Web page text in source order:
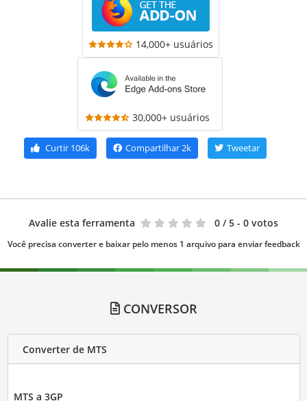
14,000+ usuários
30,000+ usuários
Curtir 106k Compartilhar2k Tweetar
Avalie esta ferramenta 0 / 5 - 0 votos
Você precisa converter e baixar pelo menos 1 arquivo para enviar feedback
CONVERSOR
Converter de MTS
MTS a 3GP